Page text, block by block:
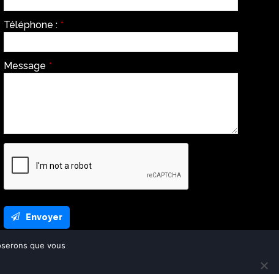
Téléphone : *
Message *
Envoyer
This
field
que vous